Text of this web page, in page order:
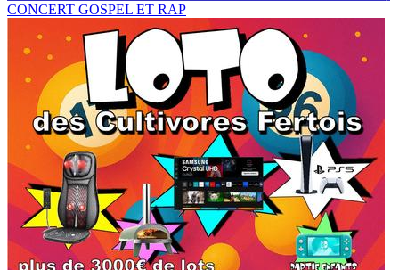
CONCERT GOSPEL ET RAP